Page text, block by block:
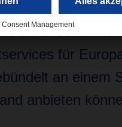
ist ein
wir unseren
für
an einem
anbieten